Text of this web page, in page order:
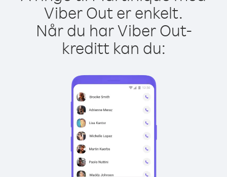
Viber Out er enkelt.
Når du har Viber Out-
kreditt kan du: